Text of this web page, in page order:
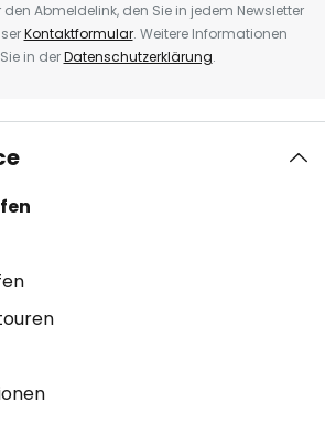
Abmeldelink, den Sie in jedem Newsletter
Kontaktformular. Weitere Informationen
in derDatenschutzerklärung.